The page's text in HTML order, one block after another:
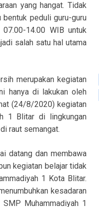
yang hangat. Tidak
bentuk peduli guru-guru
14.00 WIB untuk
salah satu hal utama
merupakan kegiatan
hanya di lakukan oleh
(24/8/2020) kegiatan
1 Blitar di lingkungan
raut semangat.
datang dan membawa
kegiatan belajar tidak
1 Kota Blitar.
kesadaran
Muhammadiyah 1